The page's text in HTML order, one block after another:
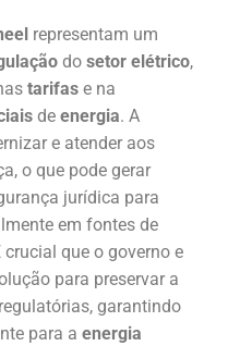
representam um
do setor elétrico,
tarifas e na
de energia. A
e atender aos
o que pode gerar
jurídica para
em fontes de
crucial que o governo e
para preservar a
garantindo
para a energia